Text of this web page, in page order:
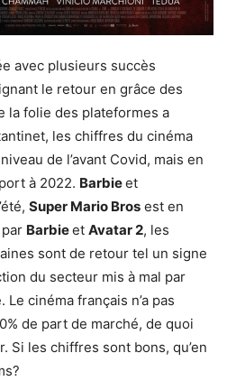
avec plusieurs succès
le retour en grâce des
la folie des plateformes a
les chiffres du cinéma
de l’avant Covid, mais en
à 2022. Barbieet
Super Mario Bros est en
Barbieet Avatar 2, les
sont de retour tel un signe
du secteur mis à mal par
cinéma français n’a pas
de part de marché, de quoi
Si les chiffres sont bons, qu’en